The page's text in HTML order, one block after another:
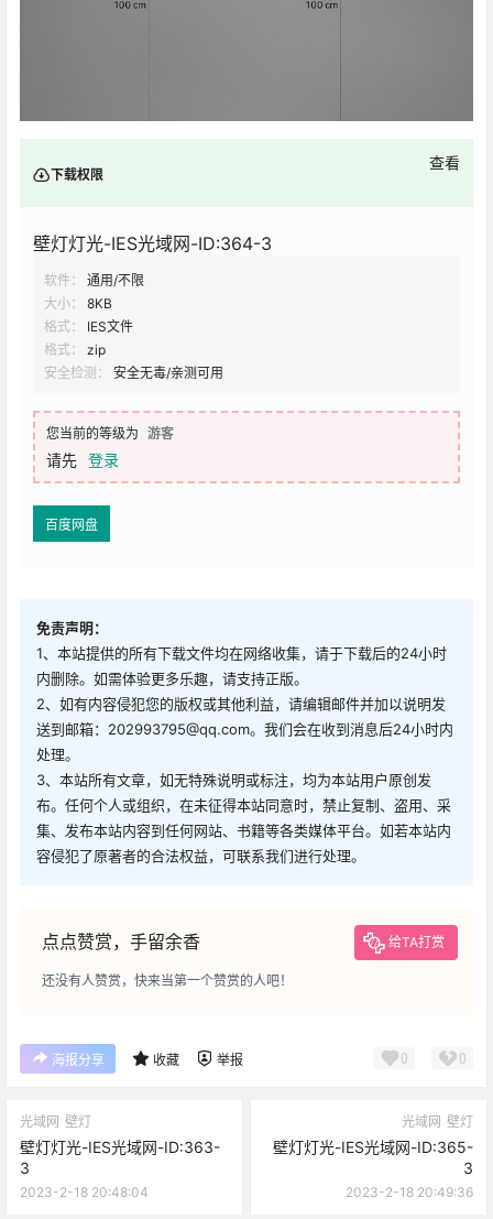
下载权限
查看
壁灯灯光-IES光域网-ID:364-3
软件：
通用/不限
大小：
8KB
格式：
IES文件
格式：
zip
安全检测：
安全无毒/亲测可用
您当前的等级为 游客
请先 登录
百度网盘
免责声明：
1、本站提供的所有下载文件均在网络收集，请于下载后的24小时
内删除。如需体验更多乐趣，请支持正版。
2、如有内容侵犯您的版权或其他利益，请编辑邮件并加以说明发
送到邮箱：202993795@qq.com。我们会在收到消息后24小时内
处理。
3、本站所有文章，如无特殊说明或标注，均为本站用户原创发
布。任何个人或组织，在未征得本站同意时，禁止复制、盗用、采
集、发布本站内容到任何网站、书籍等各类媒体平台。如若本站内
容侵犯了原著者的合法权益，可联系我们进行处理。
点点赞赏，手留余香 给TA打赏
还没有人赞赏，快来当第一个赞赏的人吧！
海报分享 收藏 举报 0 0
光域网 壁灯
壁灯灯光-IES光域网-ID:363-
3
2023-2-18 20:48:04
光域网 壁灯
壁灯灯光-IES光域网-ID:365-
3
2023-2-18 20:49:36